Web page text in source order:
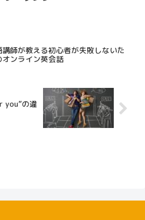
講師が教える初心者が失敗しないた
オンライン英会話
you”の違